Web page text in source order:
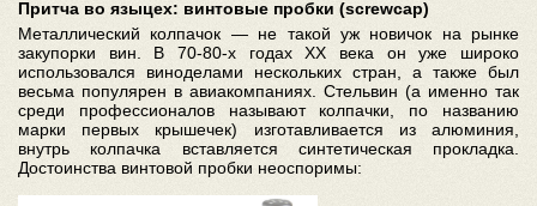
Притча во языцех: винтовые пробки (screwcap)
Металлический колпачок — не такой уж новичок на рынке
закупорки вин. В 70-80-х годах XX века он уже широко
использовался виноделами нескольких стран, а также был
весьма популярен в авиакомпаниях. Стельвин (а именно так
среди профессионалов называют колпачки, по названию
марки первых крышечек) изготавливается из алюминия,
внутрь колпачка вставляется синтетическая прокладка.
Достоинства винтовой пробки неоспоримы: